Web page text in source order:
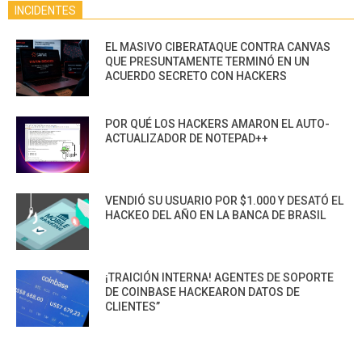
INCIDENTES
EL MASIVO CIBERATAQUE CONTRA CANVAS
QUE PRESUNTAMENTE TERMINÓ EN UN
ACUERDO SECRETO CON HACKERS
POR QUÉ LOS HACKERS AMARON EL AUTO-
ACTUALIZADOR DE NOTEPAD++
VENDIÓ SU USUARIO POR $1.000 Y DESATÓ EL
HACKEO DEL AÑO EN LA BANCA DE BRASIL
¡TRAICIÓN INTERNA! AGENTES DE SOPORTE
DE COINBASE HACKEARON DATOS DE
CLIENTES”